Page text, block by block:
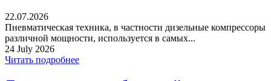
22.07.2026
Пневматическая техника, в частности дизельные компрессоры
различной мощности, используется в самых...
24 July 2026
Читать подробнее